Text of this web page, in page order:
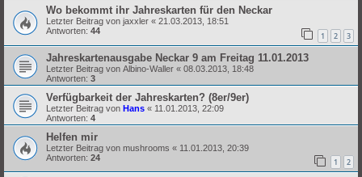
Wo bekommt ihr Jahreskarten für den Neckar
Letzter Beitrag von jaxxler « 21.03.2013, 18:51
Antworten: 44 1 2 3
Jahreskartenausgabe Neckar 9 am Freitag 11.01.2013
Letzter Beitrag von Albino-Waller « 08.03.2013, 18:48
Antworten: 3
Verfügbarkeit der Jahreskarten? (8er/9er)
Letzter Beitrag von Hans « 11.01.2013, 22:09
Antworten: 4
Helfen mir
Letzter Beitrag von mushrooms « 11.01.2013, 20:39
Antworten: 24 1 2